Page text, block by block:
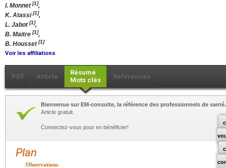
I. Monnet[1],
K. Atassi[1],
L. Jabot[1],
B. Maitre [1],
B. Housset[1]
Voir les affiliations
PDF Article
Résumé
Mots clés
Références
Bienvenue sur EM-consulte, la référence des professionnels de santé.
Article gratuit.
Connectez-vous pour en bénéficier!
Plan
Observations